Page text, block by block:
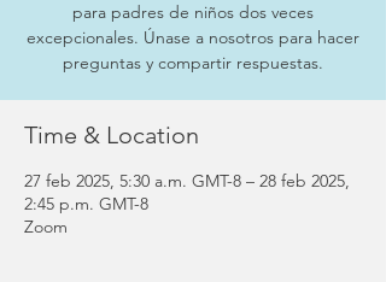
para padres de niños dos veces
excepcionales. Únase a nosotros para hacer
preguntas y compartir respuestas.
Time & Location
27 feb 2025, 5:30 a.m. GMT-8 – 28 feb 2025,
2:45 p.m. GMT-8
Zoom